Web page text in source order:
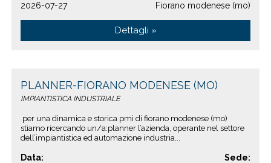
2026-07-27
Fiorano modenese (mo)
Dettagli »
PLANNER-FIORANO MODENESE (MO)
IMPIANTISTICA INDUSTRIALE
per una dinamica e storica pmi di fiorano modenese (mo)
stiamo ricercando un/a:planner l’azienda, operante nel settore
dell’impiantistica ed automazione industria...
Data:
Sede: